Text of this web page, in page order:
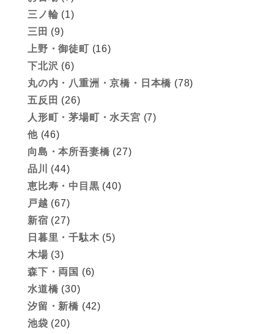
三ノ輪 (1)
三田 (9)
上野・御徒町 (16)
下北沢 (6)
丸の内・八重洲・京橋・日本橋 (78)
五反田 (26)
人形町・茅場町・水天宮 (7)
他(46)
向島・本所吾妻橋 (27)
品川
(44)
恵比寿・中目黒 (40)
戸越 (67)
新宿 (27)
日暮里・千駄木 (5)
木場 (3)
森下・両国 (6)
水道橋 (30)
汐留・新橋 (42)
池袋 (20)